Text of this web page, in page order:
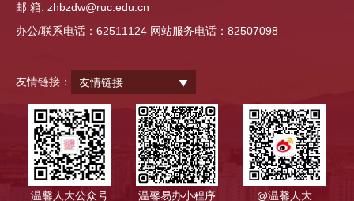
邮 箱: zhbzdw@ruc.edu.cn
办公/联系电话：62511124 网站服务电话：82507098
友情链接： 友情链接
温馨人大公众号 温馨易办小程序 @温馨人大